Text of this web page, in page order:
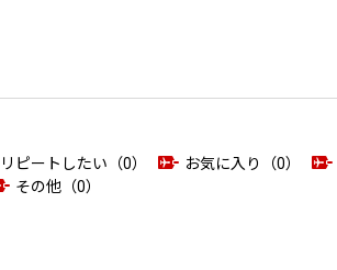
リピートしたい（0） お気に入り（0）
その他（0）